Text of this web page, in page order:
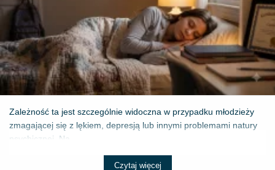
Zależność ta jest szczególnie widoczna w przypadku młodzieży
zmagającej się z lękiem, depresją lub innymi problemami natury
psychicznej. Na...
Czytaj więcej